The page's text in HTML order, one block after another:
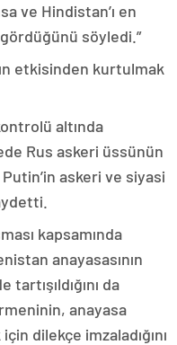
ve Hindistan’ı en
söyledi.”
etkisinden kurtulmak
altında
Rus askeri üssünün
askeri ve siyasi
kapsamında
anayasasının
da
anayasa
dilekçe imzaladığını